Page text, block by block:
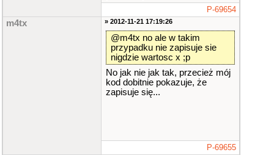
P-69654
m4tx » 2012-11-21 17:19:26
@m4tx no ale w takim
przypadku nie zapisuje sie
nigdzie wartosc x ;p
No jak nie jak tak, przecież mój
kod dobitnie pokazuje, że
zapisuje się...
P-69655